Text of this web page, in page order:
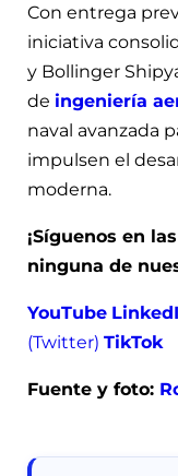
Con entrega
iniciativa
y Bollinger
de ingeniería
naval avanzada
impulsen el
moderna.
¡Síguenos en
ninguna de
YouTube
(Twitter) TikTok
Fuente y foto: